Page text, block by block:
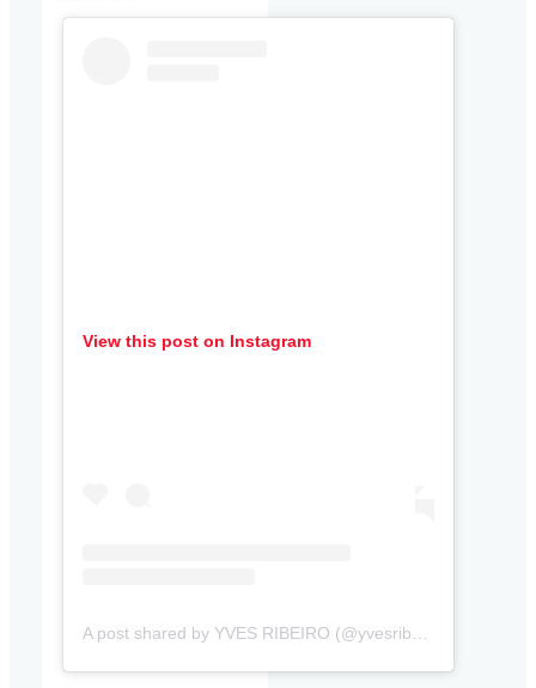
View this post on Instagram